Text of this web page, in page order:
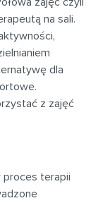
na sali.
dla
z zajęć
terapii